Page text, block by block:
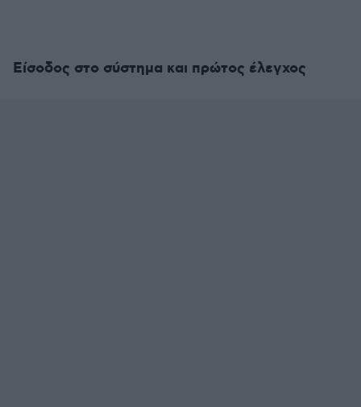
Είσοδος στο σύστημα και πρώτος έλεγχος